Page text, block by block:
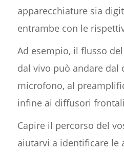
apparecchiature sia
entrambe con le
Ad esempio, il flusso
dal vivo può andare dal
microfono, al
infine ai diffusori
Capire il percorso del
aiutarvi a identificare le